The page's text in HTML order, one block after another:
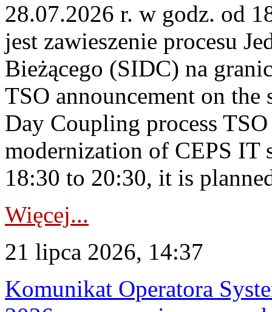
28.07.2026 r. w godz. od
jest zawieszenie procesu
Bieżącego (SIDC) na
TSO announcement on
Day Coupling process
modernization of CEPS IT
18:30 to 20:30, it is
Więcej...
21 lipca 2026, 14:37
Komunikat Operatora